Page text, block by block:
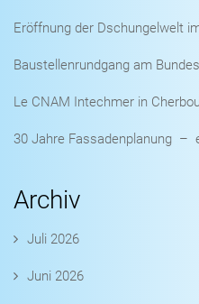
Eröffnung der Dschungelwelt
Baustellenrundgang am
Le CNAM Intechmer in
30 Jahre Fassadenplanung –
Archiv
Juli 2026
Juni 2026